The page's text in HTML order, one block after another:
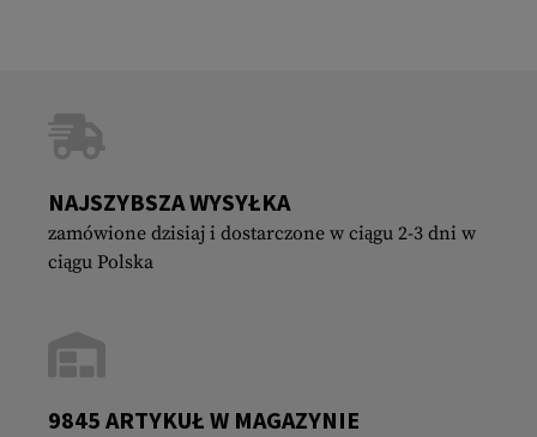
NAJSZYBSZA WYSYŁKA
zamówione dzisiaj i dostarczone w ciągu 2-3 dni w
ciągu Polska
9845 ARTYKUŁ W MAGAZYNIE